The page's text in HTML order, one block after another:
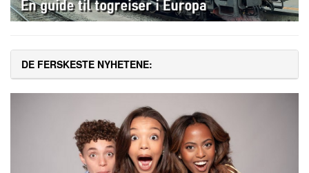
DE FERSKESTE NYHETENE: